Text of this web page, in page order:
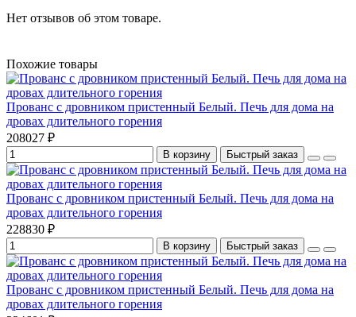
Нет отзывов об этом товаре.
Похожие товары
Прованс с дровником пристенный Белый. Печь для дома на
дровах длительного горения
208027 ₽
В корзину Быстрый заказ
Прованс с дровником пристенный Белый. Печь для дома на
дровах длительного горения
228830 ₽
В корзину Быстрый заказ
Прованс с дровником пристенный Белый. Печь для дома на
дровах длительного горения